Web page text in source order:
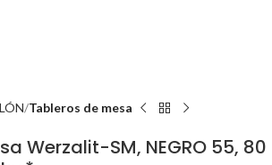
Tableros de mesa
Werzalit-SM, NEGRO 55, 80